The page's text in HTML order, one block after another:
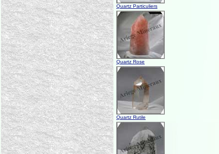
Quartz Particuliers
Quartz Rose
Quartz Rutile